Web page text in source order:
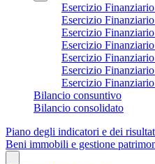
Esercizio
Esercizio
Esercizio
Esercizio
Esercizio
Esercizio
Esercizio
Bilancio consuntivo
Bilancio consolidato
Piano degli indicatori e dei
Beni immobili e gestione